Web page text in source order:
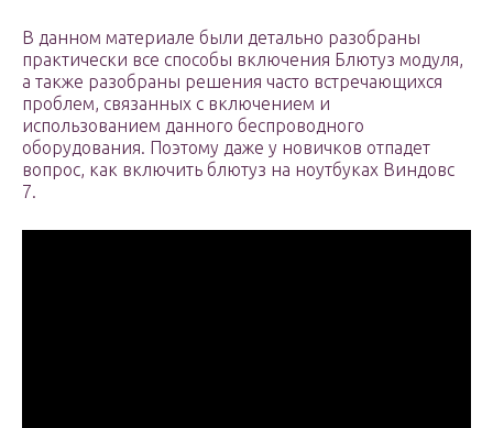
В данном материале были детально разобраны
практически все способы включения Блютуз модуля,
а также разобраны решения часто встречающихся
проблем, связанных с включением и
использованием данного беспроводного
оборудования. Поэтому даже у новичков отпадет
вопрос, как включить блютуз на ноутбуках Виндовс
7.